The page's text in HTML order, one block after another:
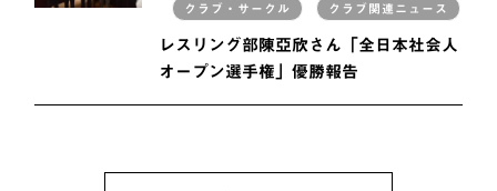
クラブ・サークル クラブ関連ニュース
レスリング部陳亞欣さん「全日本社会人
オープン選手権」優勝報告